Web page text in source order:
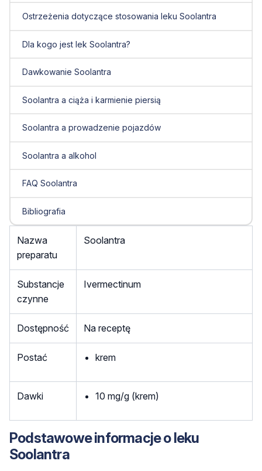
Ostrzeżenia dotyczące stosowania leku Soolantra
Dla kogo jest lek Soolantra?
Dawkowanie Soolantra
Soolantra a ciąża i karmienie piersią
Soolantra a prowadzenie pojazdów
Soolantra a alkohol
FAQ Soolantra
Bibliografia
Nazwa
preparatu
Soolantra
Substancje
czynne
Ivermectinum
Dostępność Na receptę
Postać krem
Dawki 10 mg/g (krem)
Podstawowe informacje o leku
Soolantra